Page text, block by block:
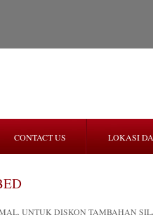
CONTACT US LOKASI
UNTUK DISKON TAMBAHAN